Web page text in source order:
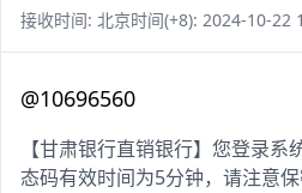
接收时间: 北京时间(+8): 2024-10-22
@10696560
【甘肃银行直销银行】您登录
态码有效时间为5分钟，请注意保